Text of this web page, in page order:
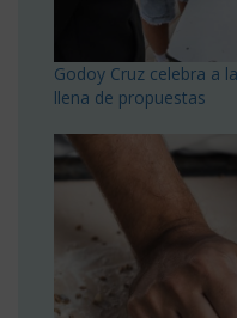
Godoy Cruz celebra a
llena de propuestas